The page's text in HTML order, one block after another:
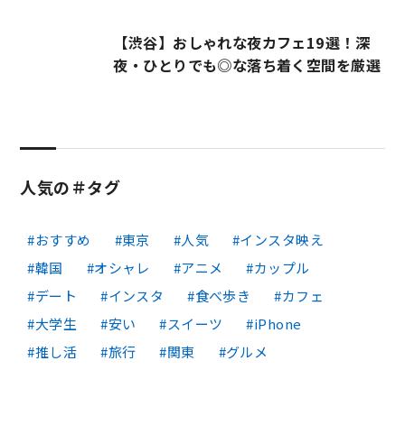
【渋谷】おしゃれな夜カフェ19選！深
夜・ひとりでも◎な落ち着く空間を厳選
人気の＃タグ
おすすめ 東京 人気
インスタ映え
韓国
オシャレ アニメ
カップル
デート
インスタ 食べ歩き
カフェ
大学生
安い スイーツ
iPhone
推し活
旅行 関東 グルメ